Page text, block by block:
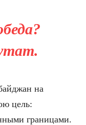
на
цель:
границами.